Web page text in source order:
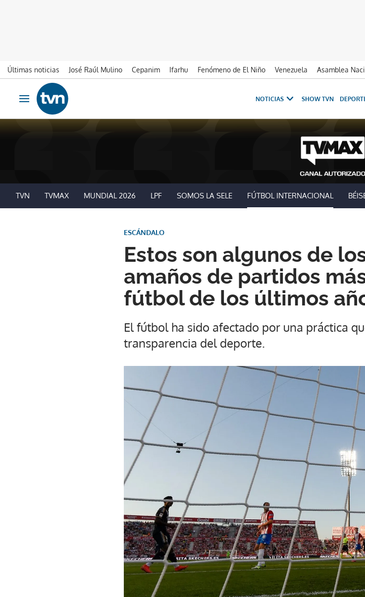
Últimas noticias José Raúl Mulino Cepanim Ifarhu Fenómeno de El Niño Venezuela Asamblea
Ir al contenido
Obrir navegació
NOTICIAS SHOW TVN
TVN TVMAX MUNDIAL 2026 LPF SOMOS LA SELE FÚTBOL INTERNACIONAL
Estos son algunos de
amaños de partidos
fútbol de los últimos
ESCÁNDALO
El fútbol ha sido afectado por una práctica
transparencia del deporte.